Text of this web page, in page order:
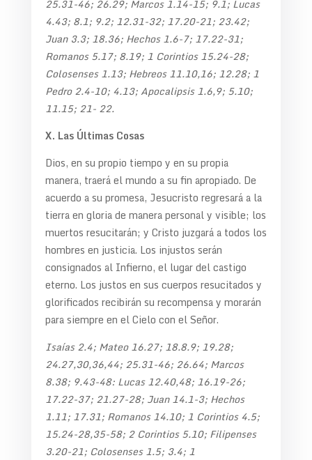
25.31-46; 26.29; Marcos 1.14-15; 9.1; Lucas
4.43; 8.1; 9.2; 12.31-32; 17.20-21; 23.42;
Juan 3.3; 18.36; Hechos 1.6-7; 17.22-31;
Romanos 5.17; 8.19; 1 Corintios 15.24-28;
Colosenses 1.13; Hebreos 11.10,16; 12.28; 1
Pedro 2.4-10; 4.13; Apocalipsis 1.6,9; 5.10;
11.15; 21- 22.
X. Las Últimas Cosas
Dios, en su propio tiempo y en su propia
manera, traerá el mundo a su fin apropiado. De
acuerdo a su promesa, Jesucristo regresará a la
tierra en gloria de manera personal y visible; los
muertos resucitarán; y Cristo juzgará a todos los
hombres en justicia. Los injustos serán
consignados al Infierno, el lugar del castigo
eterno. Los justos en sus cuerpos resucitados y
glorificados recibirán su recompensa y morarán
para siempre en el Cielo con el Señor.
Isaías 2.4; Mateo 16.27; 18.8.9; 19.28;
24.27,30,36,44; 25.31-46; 26.64; Marcos
8.38; 9.43-48: Lucas 12.40,48; 16.19-26;
17.22-37; 21.27-28; Juan 14.1-3; Hechos
1.11; 17.31; Romanos 14.10; 1 Corintios 4.5;
15.24-28,35-58; 2 Corintios 5.10; Filipenses
3.20-21; Colosenses 1.5; 3.4; 1